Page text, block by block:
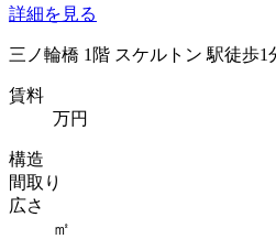
詳細を見る
三ノ輪橋 1階 スケルトン 駅徒歩1
賃料
万円
構造
間取り
広さ
㎡